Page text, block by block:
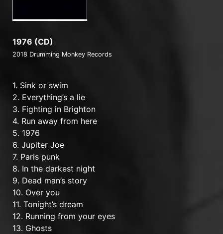
1976 (CD)
2018 Drumming Monkey Records
1. Sink or swim
2. Everything’s a lie
3. Fighting in Brighton
4. Run away from here
5. 1976
6. Jupiter Joe
7. Paris punk
8. In the darkest night
9. Dead man’s story
10. Over you
11. Tonight’s dream
12. Running from your eyes
13. Ghosts